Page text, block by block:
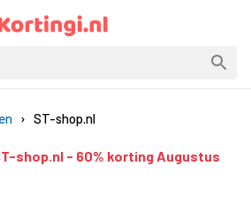
ST-shop.nl
shop.nl - 60% korting Augustus